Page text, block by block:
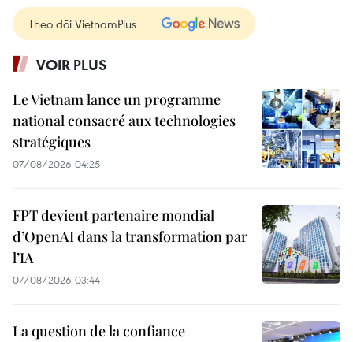
Theo dõi VietnamPlus
VOIR PLUS
Le Vietnam lance un programme
national consacré aux technologies
stratégiques
07/08/2026 04:25
FPT devient partenaire mondial
d’OpenAI dans la transformation par
l’IA
07/08/2026 03:44
La question de la confiance